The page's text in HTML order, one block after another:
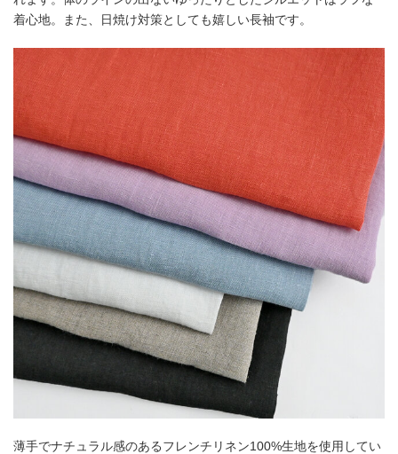
着心地。また、日焼け対策としても嬉しい長袖です。
薄手でナチュラル感のあるフレンチリネン100%生地を使用してい